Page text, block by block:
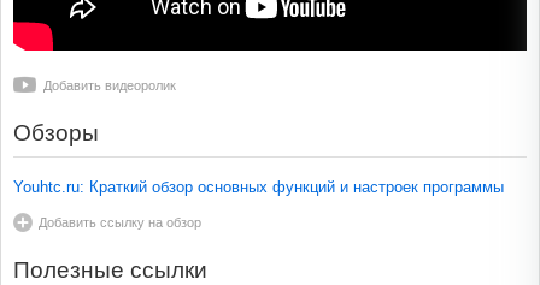
Добавить видеоролик
Обзоры
Youhtc.ru: Краткий обзор основных функций и настроек программы
Добавить ссылку на обзор
Полезные ссылки